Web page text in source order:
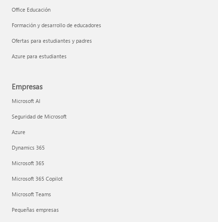
Office Educación
Formación y desarrollo de educadores
Ofertas para estudiantes y padres
Azure para estudiantes
Empresas
Microsoft AI
Seguridad de Microsoft
Azure
Dynamics 365
Microsoft 365
Microsoft 365 Copilot
Microsoft Teams
Pequeñas empresas